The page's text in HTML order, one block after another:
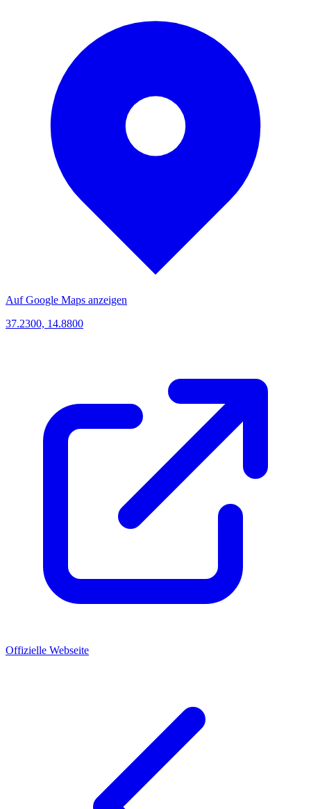
Auf Google Maps anzeigen
37.2300, 14.8800
Offizielle Webseite